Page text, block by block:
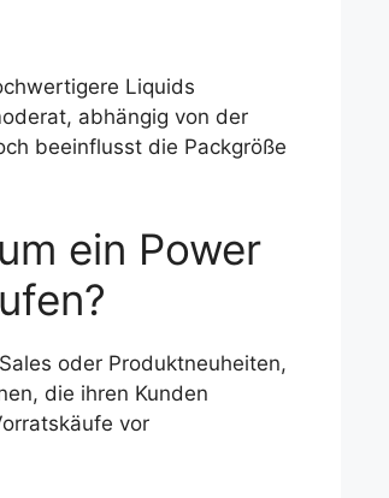
Liquids
abhängig von der
beeinflusst die Packgröße
ein Power
oder Produktneuheiten,
die ihren Kunden
vor